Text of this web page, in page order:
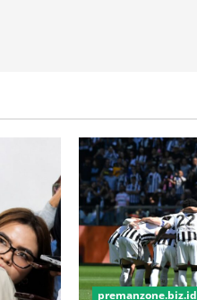
premanzone.biz.id